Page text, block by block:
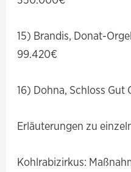
15) Brandis, Donat-
99.420€
16) Dohna, Schloss
Erläuterungen zu
Kohlrabizirkus: